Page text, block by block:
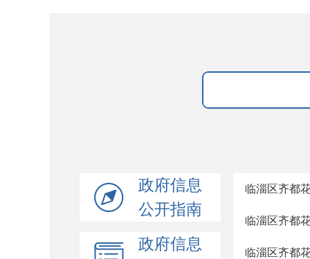
政府信息
公开指南
政府信息
临淄区齐都
临淄区齐都
临淄区齐都